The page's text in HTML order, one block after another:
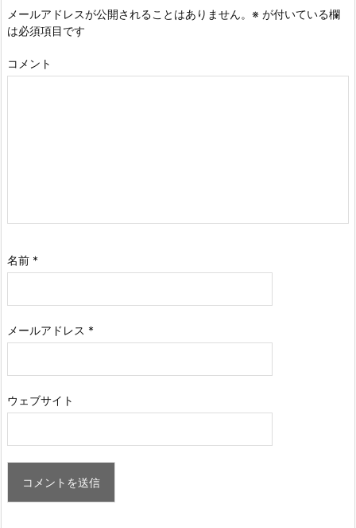
メールアドレスが公開されることはありません。 ※ が付いている欄
は必須項目です
コメント
名前 *
メールアドレス *
ウェブサイト